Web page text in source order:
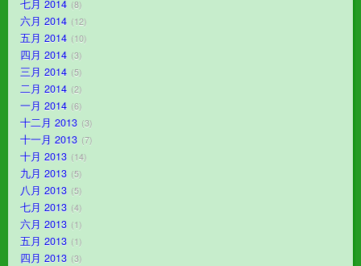
七月 2014 8
六月 2014 12
五月 2014 10
四月 2014 3
三月 2014 5
二月 2014 2
一月 2014 6
十二月 2013 3
十一月 2013 7
十月 2013 14
九月 2013 5
八月 2013 5
七月 2013 4
六月 2013 1
五月 2013 1
四月 2013 3